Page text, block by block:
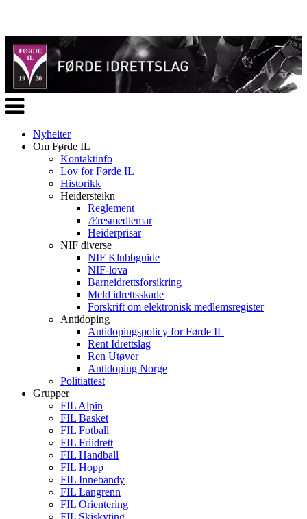
Veksle
navigasjon
Nyheiter
Om Førde IL
Kontaktinfo
Lov for Førde IL
Historikk
Heidersteikn
Reglement
Æresmedlemar
Heiderprisar
NIF diverse
NIF Klubbguide
NIF-lova
Barneidrettsforsikring
Meld idrettsskade
Forskrift om elektronisk medlemsregister
Antidoping
Antidopingspolicy for Førde IL
Rent Idrettslag
Ren Utøver
Antidoping Norge
Politiattest
Grupper
FIL Alpin
FIL Basket
FIL Fotball
FIL Friidrett
FIL Handball
FIL Hopp
FIL Innebandy
FIL Langrenn
FIL Orientering
FIL Skiskyting